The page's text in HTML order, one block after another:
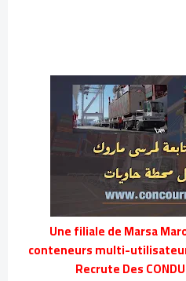
Une filialede Marsa
conteneurs multi-
Recrute Des